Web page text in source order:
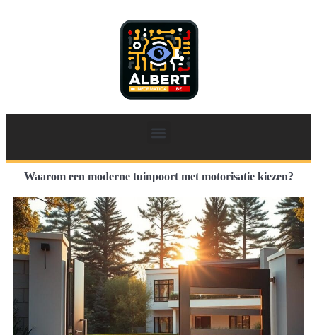
Waarom een moderne tuinpoort met motorisatie kiezen?